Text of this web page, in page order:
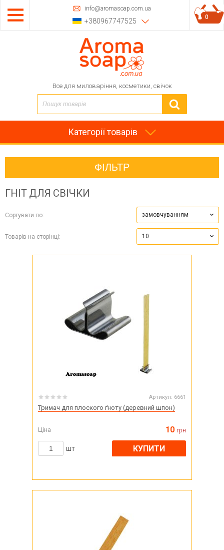
info@aromasoap.com.ua
+380967747525
Все для миловаріння, косметики, свічок
0
Категорії товарів
ФІЛЬТР
ГНІТ ДЛЯ СВІЧКИ
Сортувати по: замовчуванням
Товарів на сторінці: 10
Артикул: 6661
Тримач для плоского ґноту (деревний шпон)
Ціна 10 грн
шт КУПИТИ